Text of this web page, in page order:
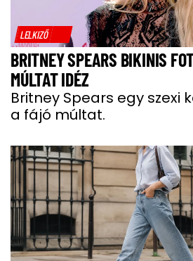
LELKIZŐ
BRITNEY SPEARS BIKINIS
MÚLTAT IDÉZ
Britney Spears egy szexi
a fájó múltat.